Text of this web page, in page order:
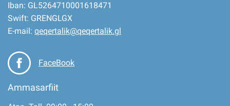
Iban: GL5264710001618471
Swift: GRENGLGX
E-mail: qeqertalik@qeqertalik.gl
FaceBook
Ammasarfiit